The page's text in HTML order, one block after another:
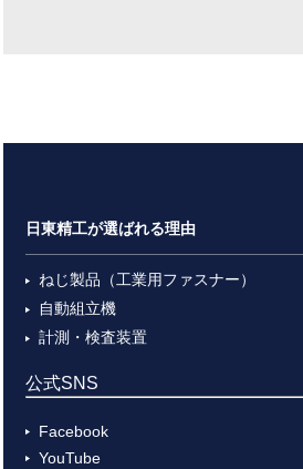
日東精工が選ばれる理由
ねじ製品（工業用ファスナー）
自動組立機
計測・検査装置
公式SNS
Facebook
YouTube